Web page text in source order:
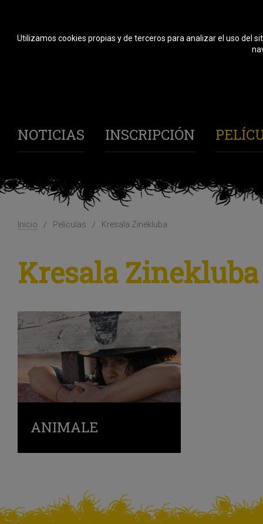
NOTICIAS INSCRIPCIÓN
Inicio Películas Kresala Zinekluba
Kresala Zinekluba
ANIMALE
Utilizamos cookies propias y de terceros para analizar el uso del